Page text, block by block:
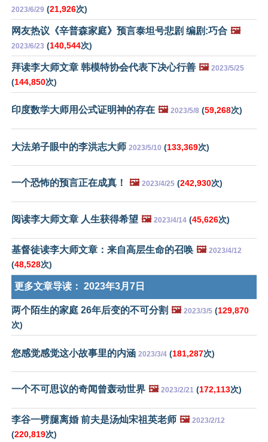
2023/6/29 (21,926次)
网友热议《辛普森家庭》预言泰坦号悲剧 编剧:巧合 🖼️
2023/6/23 (140,544次)
拜读李大师文章 韩模特协会代表下决心行善 🖼️ 2023/5/25
(144,850次)
印度数学大师用公式证明神的存在 🖼️ 2023/5/8 (59,268次)
大法弟子眼中的李洪志大师 2023/5/10 (133,369次)
一个恐怖的预言正在成真！ 🖼️ 2023/4/25 (242,930次)
阅读李大师文章 人生获得希望 🖼️ 2023/4/14 (45,626次)
基督徒读李大师文章：来自高层生命的召唤 🖼️ 2023/4/12
(48,528次)
更多文章导读： 2023年3月7日
两个陌生的家庭 26年后变的不可分割 🖼️ 2023/3/5 (129,870
次)
您感觉感觉这小故事里的内涵 2023/3/4 (181,287次)
一个不可思议的奇闻曾轰动世界 🖼️ 2023/2/21 (172,113次)
李谷一劈腿离婚 前夫是汤灿宋祖英老师 🖼️ 2023/2/12
(220,819次)